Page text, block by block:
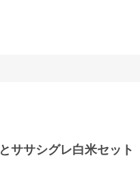
ササシグレ白米セット